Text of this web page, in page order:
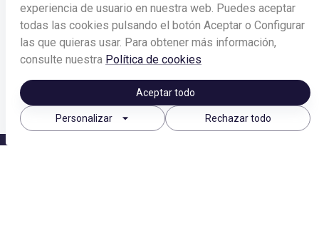
experiencia de usuario en nuestra web. Puedes aceptar
todas las cookies pulsando el botón Aceptar o Configurar
las que quieras usar. Para obtener más información,
consulte nuestra Política de cookies
Aceptar todo
Personalizar arrow_drop_down Rechazar todo